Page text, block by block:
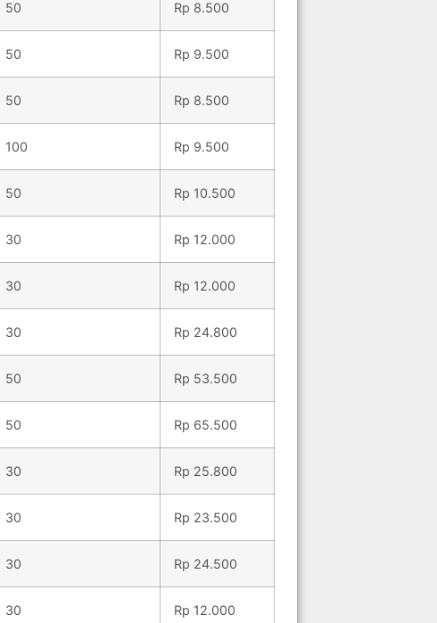
50 Rp 8.500
50 Rp 9.500
50 Rp 8.500
100 Rp 9.500
50 Rp 10.500
30 Rp 12.000
30 Rp 12.000
30 Rp 24.800
50 Rp 53.500
50 Rp 65.500
30 Rp 25.800
30 Rp 23.500
30 Rp 24.500
30 Rp 12.000